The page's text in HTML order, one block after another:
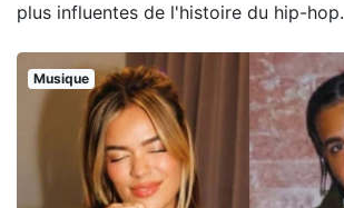
plus influentes de l'histoire du hip-hop.
Musique